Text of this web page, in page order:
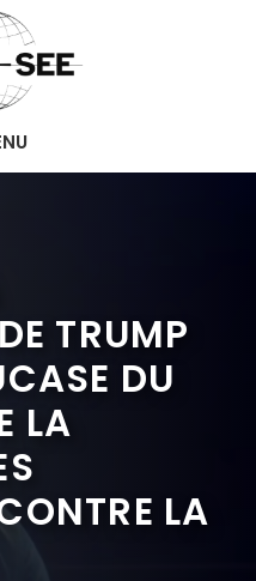
TRUMP
DU
LA
LA